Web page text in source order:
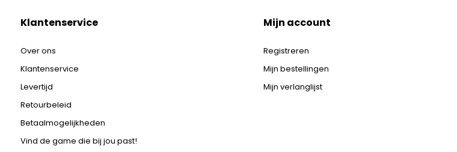
Klantenservice
Over ons
Klantenservice
Levertijd
Retourbeleid
Betaalmogelijkheden
Vind de game die bij jou past!
Mijn account
Registreren
Mijn bestellingen
Mijn verlanglijst